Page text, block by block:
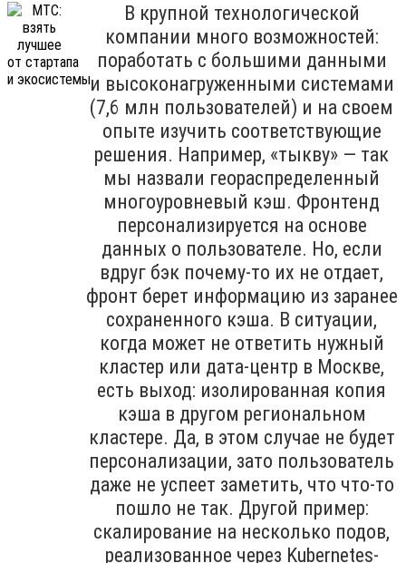
В крупной технологической
компании много возможностей:
поработать с большими данными
и высоконагруженными системами
(7,6 млн пользователей) и на своем
опыте изучить соответствующие
решения. Например, «тыкву» — так
мы назвали геораспределенный
многоуровневый кэш. Фронтенд
персонализируется на основе
данных о пользователе. Но, если
вдруг бэк почему-то их не отдает,
фронт берет информацию из заранее
сохраненного кэша. В ситуации,
когда может не ответить нужный
кластер или дата-центр в Москве,
есть выход: изолированная копия
кэша в другом региональном
кластере. Да, в этом случае не будет
персонализации, зато пользователь
даже не успеет заметить, что что-то
пошло не так. Другой пример:
скалирование на несколько подов,
реализованное через Kubernetes-